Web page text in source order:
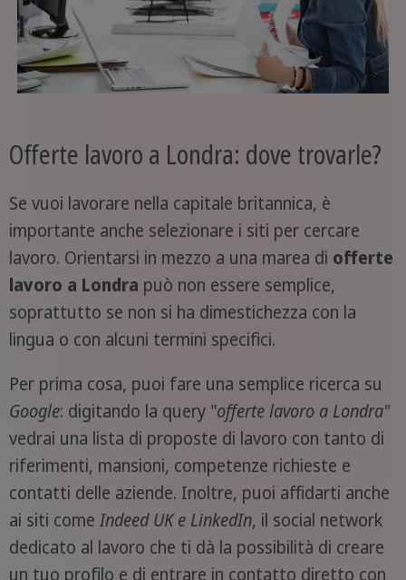
Offerte lavoro a Londra: dove trovarle?
Se vuoi lavorare nella capitale britannica, è
importante anche selezionare i siti per cercare
lavoro. Orientarsi in mezzo a una marea di offerte
lavoro a Londra può non essere semplice,
soprattutto se non si ha dimestichezza con la
lingua o con alcuni termini specifici.
Per prima cosa, puoi fare una semplice ricerca su
Google: digitando la query "offerte lavoro a Londra"
vedrai una lista di proposte di lavoro con tanto di
riferimenti, mansioni, competenze richieste e
contatti delle aziende. Inoltre, puoi affidarti anche
ai siti come Indeed UK e LinkedIn, il social network
dedicato al lavoro che ti dà la possibilità di creare
un tuo profilo e di entrare in contatto diretto con